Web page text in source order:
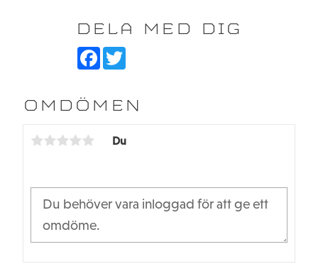
DELA MED DIG
F
b
o
T
t
e
OMDÖMEN
Du